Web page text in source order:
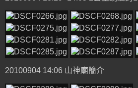
20100904 14:06 山神廟簡介